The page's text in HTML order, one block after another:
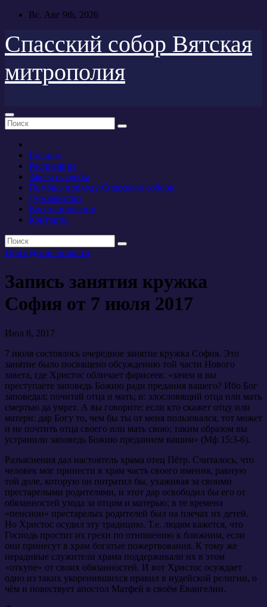
Перейти
содержимому
Вс. Авг 9th, 2026
Спасский собор Вятская
митрополия
Главная
Расписание
Заказать требы
Помощь приходу Спасского собора
Духовенство
Восстановление
Контакты
Приходские новости
Запись занятия кружка
София от 7 июля 2017
Июл 8, 2017
7 июля состоялось очередное занятие кружка София. Это
занятие было посвящено обсуждению той части Нового
завета, где Христос обличает фарисеев: «зачем и вы
преступаете заповедь Божию ради предания вашего? Ибо Бог
заповедал: почитай отца и мать; и: злословящий отца или мать
смертью да умрет. А вы говорите: если кто скажет отцу или
матери: дар Богу то, чем бы ты от меня пользовался, тот может
и не почтить отца своего или мать свою; таким образом вы
устранили заповедь Божию преданием вашим» (Мф 15:3-6).
Разъяснения дал настоятель храма отец Пётр. Считалось, что
человек мог принести в храм часть своего имения, равную
той доле, которую он потратил бы, ухаживая за своими
престарелыми родителями, и этот дар освободил бы его от
обязанностей ухода за отцом и матерью; в те времена
«пенсион» престарелых родителей был на плечах их детей.
Но Христос осудил эту традицию. Т.е. людям кажется, что
Господь простит их грехи по отношению к ближним, если
они принесут в храм богатые пожертвования. К тому же
нерадивые служители храма поддерживали их в этом
«откупе» от своих обязанностей. И вот Христос осуждает
одно из таких укоренившихся правил в иудейской религии, о
чём и повествует апостол Матфей в своём Евангелии.